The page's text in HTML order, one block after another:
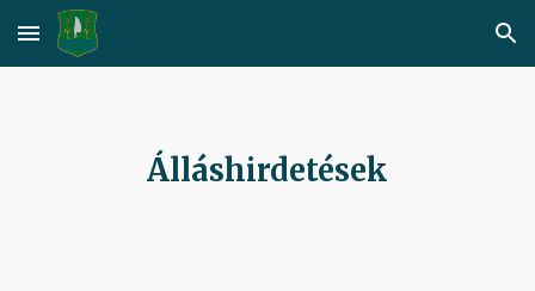
Skip to main content Skip to navigation
Álláshirdetések